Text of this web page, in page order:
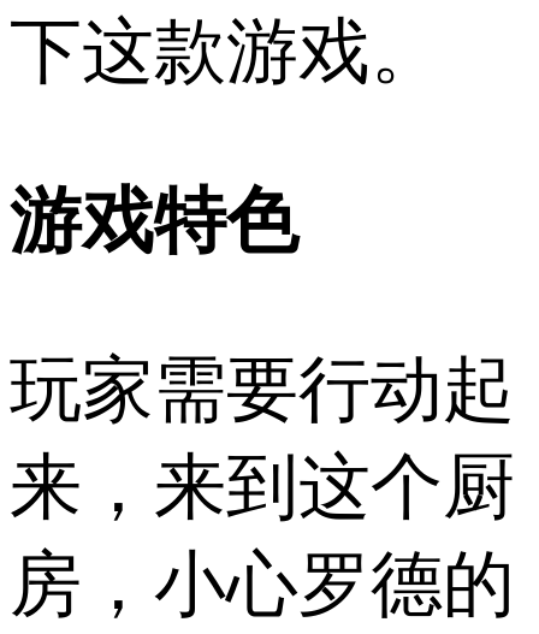
下这款游戏。
游戏特色
玩家需要行动起
来，来到这个厨
房，小心罗德的